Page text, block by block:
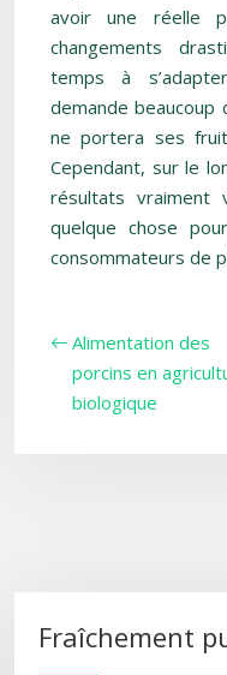
avoir une réelle
changements
temps à
demande beaucoup
ne portera ses
Cependant, sur le
résultats vraiment
quelque chose
consommateurs de
Alimentation des
porcins en
biologique
Fraîchement